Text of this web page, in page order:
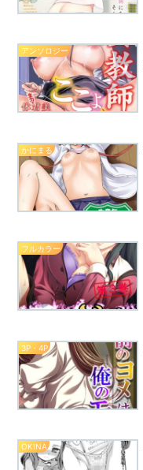
アンソロジー
かにまる
フルカラー
3P・4P
OKINA